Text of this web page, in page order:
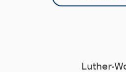
Luther-